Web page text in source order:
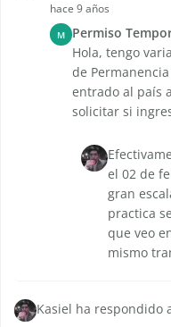
hace 9 años
M Permiso
Hola, tengo
de Permanencia
entrado al país
solicitar si
el 02 de
gran
practica
que veo
mismo
Kasiel ha respondido